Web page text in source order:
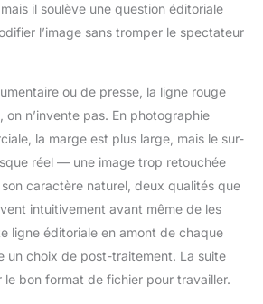
il soulève une question éditoriale
l’image sans tromper le spectateur
ou de presse, la ligne rouge
on n’invente pas. En photographie
la marge est plus large, mais le sur-
réel — une image trop retouchée
caractère naturel, deux qualités que
intuitivement avant même de les
ligne éditoriale en amont de chaque
un choix de post-traitement. La suite
le bon format de fichier pour travailler.